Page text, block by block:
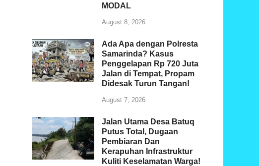
MODAL
August 8, 2026
Ada Apa dengan Polresta
Samarinda? Kasus
Penggelapan Rp 720 Juta
Jalan di Tempat, Propam
Didesak Turun Tangan!
August 7, 2026
Jalan Utama Desa Batuq
Putus Total, Dugaan
Pembiaran Dan
Kerapuhan Infrastruktur
Kuliti Keselamatan Warga!